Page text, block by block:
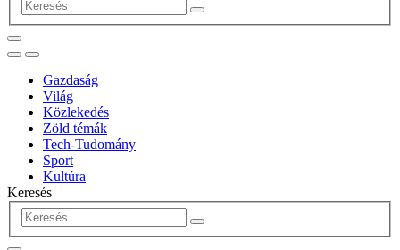
Gazdaság
Világ
Közlekedés
Zöld témák
Tech-Tudomány
Sport
Kultúra
Keresés